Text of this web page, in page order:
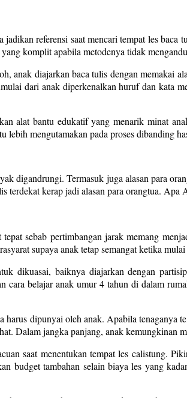
referensi saat mencari tempat les
komplit apabila metodenya tidak
anak diajarkan baca tulis dengan memakai
dari anak diperkenalkan huruf dan kata
alat bantu edukatif yang menarik minat
mengutamakan pada proses dibanding
digandrungi. Termasuk juga alasan para
terdekat kerap jadi alasan para orangtua. Apa
sebab pertimbangan jarak memang
supaya anak tetap semangat ketika
dikuasai, baiknya diajarkan dengan
cara belajar anak umur 4 tahun di dalam
dipunyai oleh anak. Apabila tenaganya
Dalam jangka panjang, anak kemungkinan
saat menentukan tempat les calistung.
budget tambahan selain biaya les yang